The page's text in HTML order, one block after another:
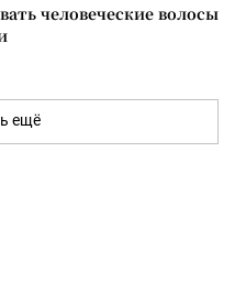
человеческие волосы
ещё